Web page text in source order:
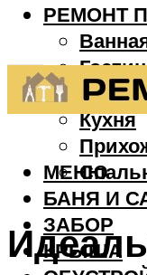
РЕМОНТ
Кухня
БАНЯ И
ЗАБОР
КРЫША
МЕНЮ